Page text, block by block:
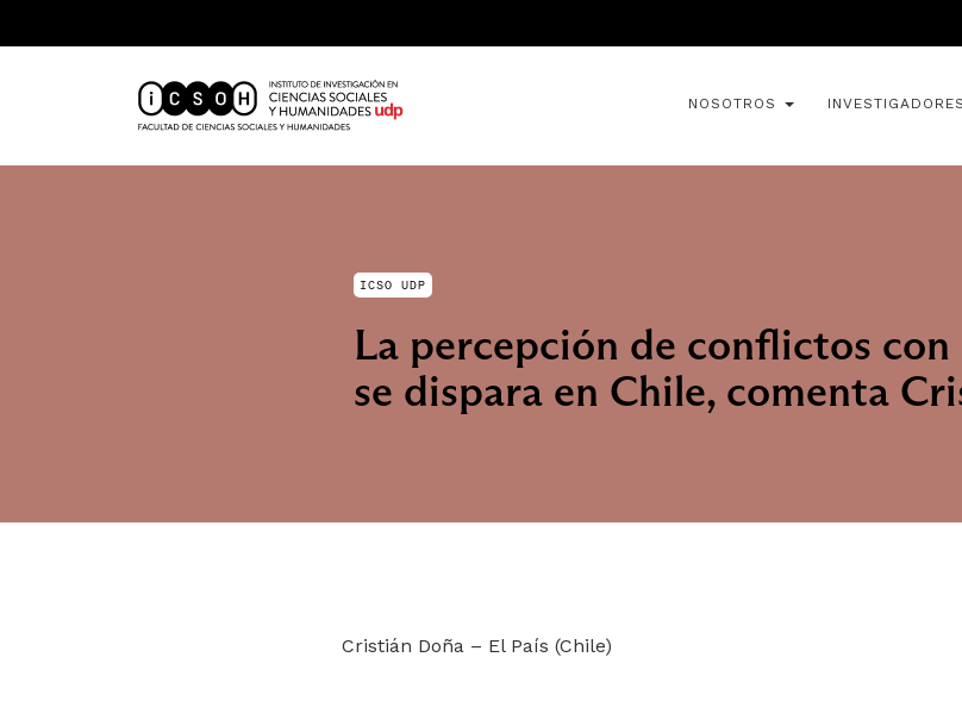
NOSOTROS INVESTIGADORES
ICSO UDP
La percepción de conflictos
se dispara en Chile, comenta
Cristián Doña – El País (Chile)